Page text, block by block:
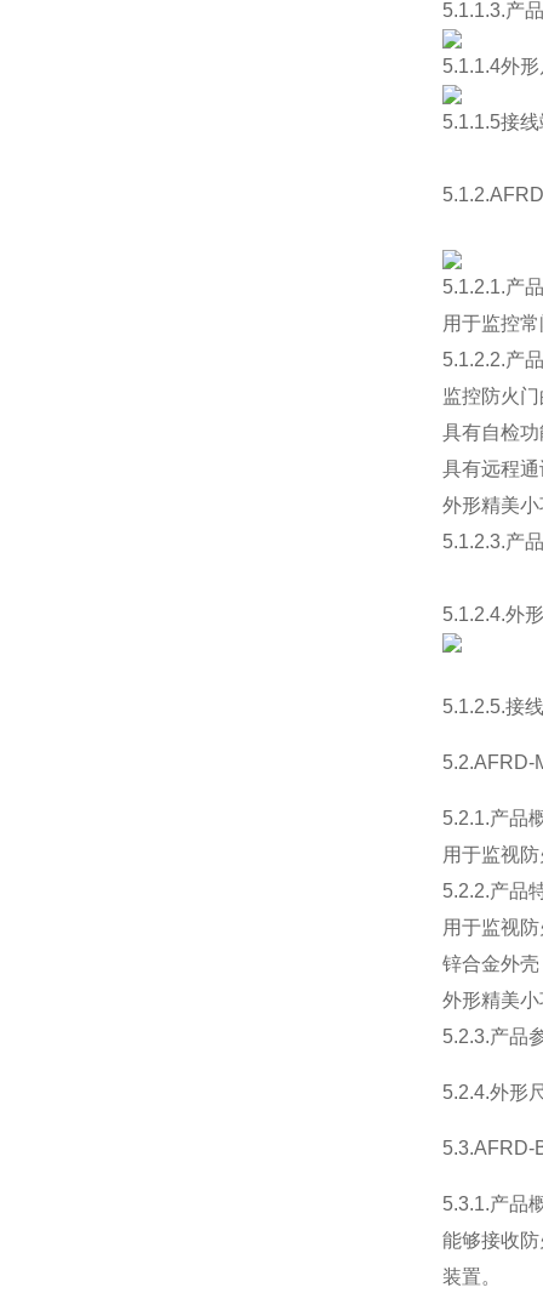
5.1.1.3.产
5.1.1.4外
5.1.1.5接
5.1.2.1.产
用于监控
5.1.2.2.产
监控防火
具有自检
具有远程
外形精美
5.1.2.3.产
5.1.2.4.外
5.1.2.5.接
5.2.AFRD-
5.2.1.产品
用于监视
5.2.2.产品
用于监视
锌合金外
外形精美
5.2.3.产品
5.2.4.外形
5.3.AFRD-
5.3.1.产品
能够接收
装置。